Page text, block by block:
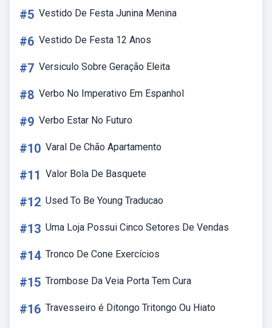
#5 Vestido De Festa Junina Menina
#6 Vestido De Festa 12 Anos
#7 Versiculo Sobre Geração Eleita
#8 Verbo No Imperativo Em Espanhol
#9 Verbo Estar No Futuro
#10 Varal De Chão Apartamento
#11 Valor Bola De Basquete
#12 Used To Be Young Traducao
#13 Uma Loja Possui Cinco Setores De Vendas
#14 Tronco De Cone Exercícios
#15 Trombose Da Veia Porta Tem Cura
#16 Travesseiro é Ditongo Tritongo Ou Hiato